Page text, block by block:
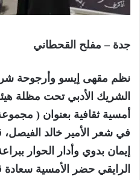
جدة – مفلح القحطاني
نظم مقهى إيسو وأرجوحة
الشريك الأدبي تحت مظلة
أمسية ثقافية بعنوان (
في شعر الأمير خالد الفيصل،
إيمان بدوي وأدار الحوار
الرايقي حضر الأمسية سعادة